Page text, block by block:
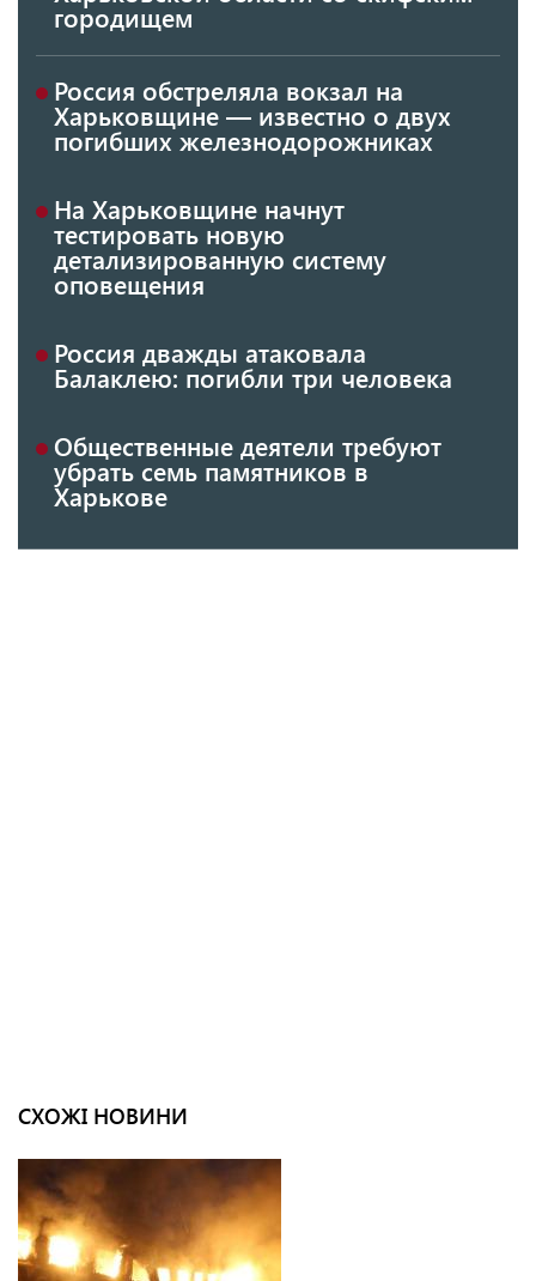
городищем
Россия обстреляла вокзал на
Харьковщине — известно о двух
погибших железнодорожниках
На Харьковщине начнут
тестировать новую
детализированную систему
оповещения
Россия дважды атаковала
Балаклею: погибли три человека
Общественные деятели требуют
убрать семь памятников в
Харькове
СХОЖІ НОВИНИ